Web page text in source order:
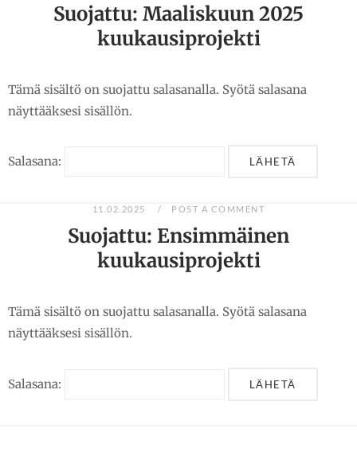
Suojattu: Maaliskuun 2025
kuukausiprojekti
Tämä sisältö on suojattu salasanalla. Syötä salasana
näyttääksesi sisällön.
Salasana:
11.02.2025 POST A COMMENT
Suojattu: Ensimmäinen
kuukausiprojekti
Tämä sisältö on suojattu salasanalla. Syötä salasana
näyttääksesi sisällön.
Salasana: